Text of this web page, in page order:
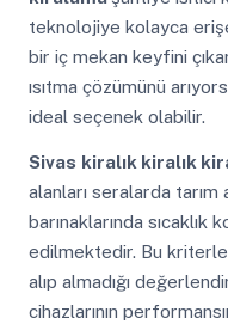
teknolojiye kolayca
bir iç mekan keyfini
ısıtma çözümünü
ideal seçenek olabilir.
Sivas kiralık kiralık
alanları seralarda tarım
barınaklarında sıcaklık
edilmektedir. Bu
alıp almadığı
cihazlarının